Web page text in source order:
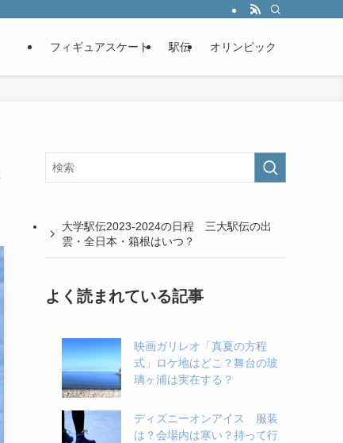
フィギュアスケート 駅伝 オリンピック
大学駅伝2023-2024の日程 三大駅伝の出
雲・全日本・箱根はいつ？
よく読まれている記事
映画ガリレオ「真夏の方程
式」ロケ地はどこ？舞台の玻
璃ヶ浦は実在する？
ディズニーオンアイス 服装
は？会場内は寒い？持って行